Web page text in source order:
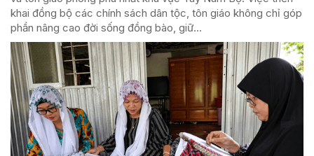
khai đồng bộ các chính sách dân tộc, tôn giáo không chỉ góp
phần nâng cao đời sống đồng bào, giữ...